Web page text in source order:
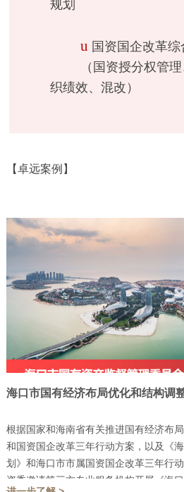
规划
u 国资国企改革综
（国资授分权管
织绩效、混改）
【卓远案例】
海口市国有经济布局优化和结构调
根据国家和海南省有关推进国有经济布
和国资国企改革三年行动方案，以及《
划》和海口市市属国资国企改革三年行
资委邀请第三方专业服务机构开展《海